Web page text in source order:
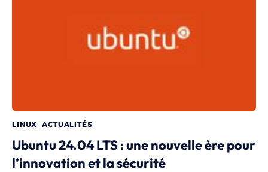
LINUX ACTUALITÉS
Ubuntu 24.04 LTS : une nouvelle ère pour
l’innovation et la sécurité